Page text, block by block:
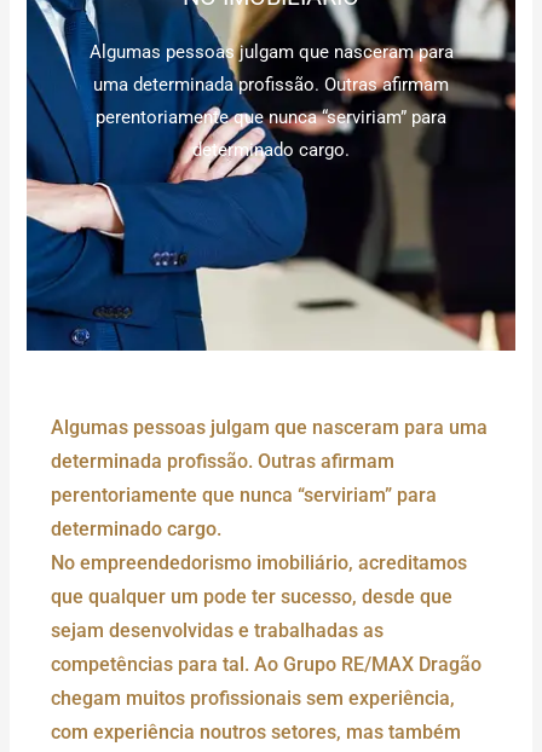
Algumas pessoas julgam que nasceram para
uma determinada profissão. Outras afirmam
perentoriamente que nunca “serviriam” para
determinado cargo.
Algumas pessoas julgam que nasceram para uma
determinada profissão. Outras afirmam
perentoriamente que nunca “serviriam” para
determinado cargo.
No empreendedorismo imobiliário, acreditamos
que qualquer um pode ter sucesso, desde que
sejam desenvolvidas e trabalhadas as
competências para tal. Ao Grupo RE/MAX Dragão
chegam muitos profissionais sem experiência,
com experiência noutros setores, mas também